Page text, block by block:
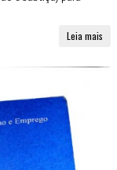
Leia mais